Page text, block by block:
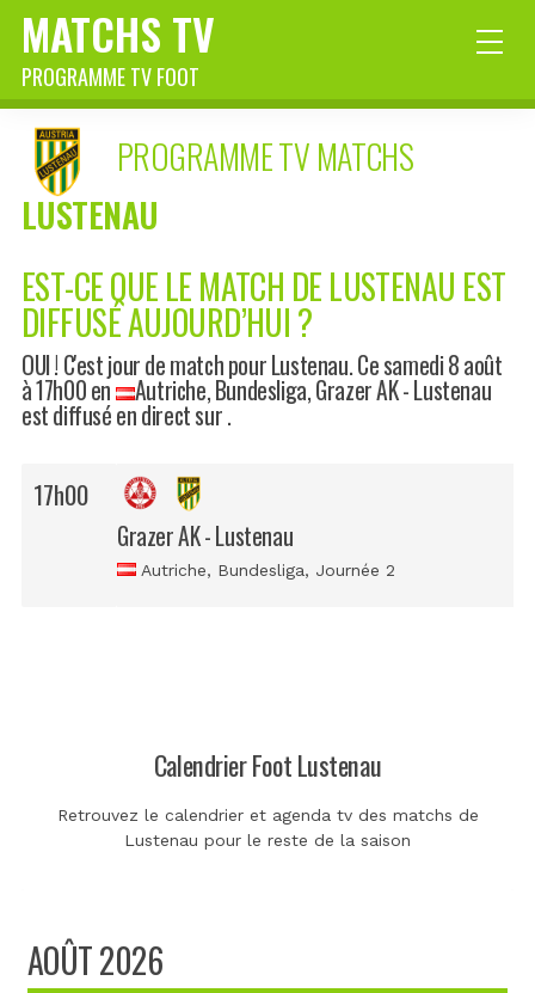
MATCHS TV
PROGRAMME TV FOOT
PROGRAMME TV MATCHS
LUSTENAU
EST-CE QUE LE MATCH DE LUSTENAU EST
DIFFUSÉ AUJOURD’HUI ?
OUI ! C'est jour de match pour Lustenau. Ce samedi 8 août
à 17h00 en Autriche, Bundesliga, Grazer AK - Lustenau
est diffusé en direct sur .
17h00
Grazer AK - Lustenau
Autriche, Bundesliga, Journée 2
Calendrier Foot Lustenau
Retrouvez le calendrier et agenda tv des matchs de
Lustenau pour le reste de la saison
AOÛT 2026